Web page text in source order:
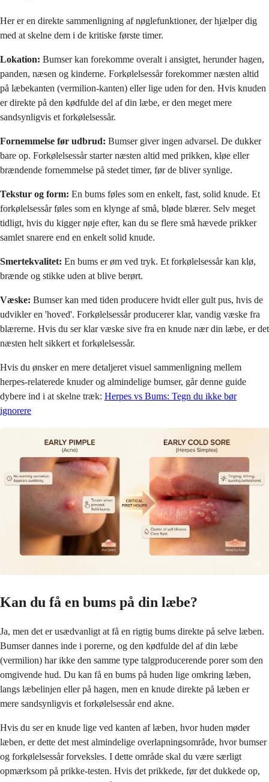
Her er en direkte sammenligning af nøglefunktioner, der hjælper dig
med at skelne dem i de kritiske første timer.
Lokation: Bumser kan forekomme overalt i ansigtet, herunder hagen,
panden, næsen og kinderne. Forkølelsessår forekommer næsten altid
på læbekanten (vermilion-kanten) eller lige uden for den. Hvis knuden
er direkte på den kødfulde del af din læbe, er den meget mere
sandsynligvis et forkølelsessår.
Fornemmelse før udbrud: Bumser giver ingen advarsel. De dukker
bare op. Forkølelsessår starter næsten altid med prikken, kløe eller
brændende fornemmelse på stedet timer, før de bliver synlige.
Tekstur og form: En bums føles som en enkelt, fast, solid knude. Et
forkølelsessår føles som en klynge af små, bløde blærer. Selv meget
tidligt, hvis du kigger nøje efter, kan du se flere små hævede prikker
samlet snarere end en enkelt solid knude.
Smertekvalitet: En bums er øm ved tryk. Et forkølelsessår kan klø,
brænde og stikke uden at blive berørt.
Væske: Bumser kan med tiden producere hvidt eller gult pus, hvis de
udvikler en 'hoved'. Forkølelsessår producerer klar, vandig væske fra
blærerne. Hvis du ser klar væske sive fra en knude nær din læbe, er det
næsten helt sikkert et forkølelsessår.
Hvis du ønsker en mere detaljeret visuel sammenligning mellem
herpes-relaterede knuder og almindelige bumser, går denne guide
dybere ind i at skelne træk: Herpes vs Bums: Tegn du ikke bør
ignorere
Kan du få en bums på din læbe?
Ja, men det er usædvanligt at få en rigtig bums direkte på selve læben.
Bumser dannes inde i porerne, og den kødfulde del af din læbe
(vermilion) har ikke den samme type talgproducerende porer som den
omgivende hud. Du kan få en bums på huden lige omkring læben,
langs læbelinjen eller på hagen, men en knude direkte på læben er
mere sandsynligvis et forkølelsessår end akne.
Hvis du ser en knude lige ved kanten af læben, hvor huden møder
læben, er dette det mest almindelige overlapningsområde, hvor bumser
og forkølelsessår forveksles. I dette område skal du være særligt
opmærksom på prikke-testen. Hvis det prikkede, før det dukkede op,